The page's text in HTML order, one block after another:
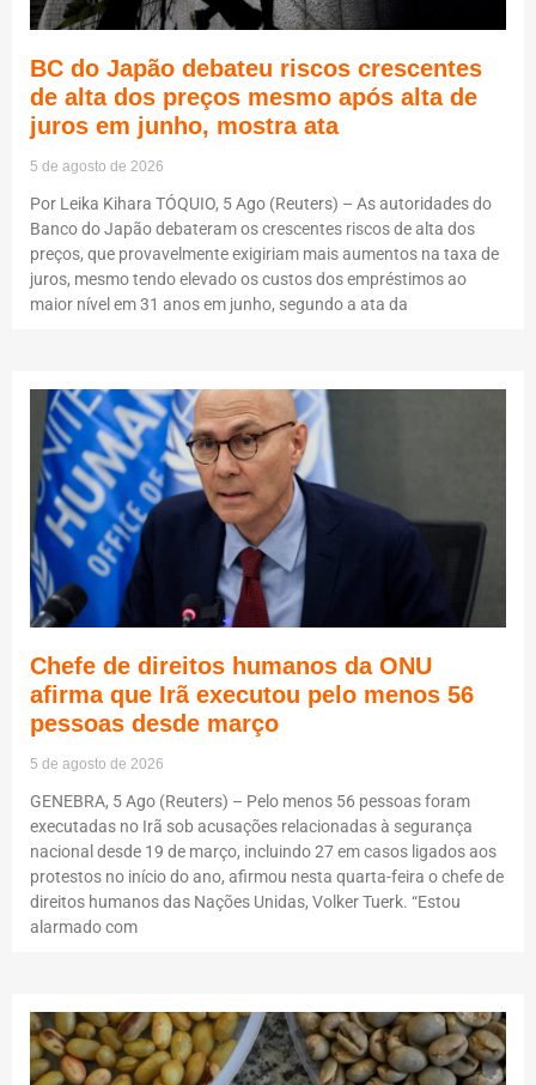
BC do Japão debateu riscos crescentes
de alta dos preços mesmo após alta de
juros em junho, mostra ata
5 de agosto de 2026
Por Leika Kihara TÓQUIO, 5 Ago (Reuters) – As autoridades do
Banco do Japão debateram os crescentes riscos de alta dos
preços, que provavelmente exigiriam mais aumentos na taxa de
juros, mesmo tendo elevado os custos dos empréstimos ao
maior nível em 31 anos em junho, segundo a ata da
Chefe de direitos humanos da ONU
afirma que Irã executou pelo menos 56
pessoas desde março
5 de agosto de 2026
GENEBRA, 5 Ago (Reuters) – Pelo menos 56 pessoas foram
executadas no Irã sob acusações relacionadas à segurança
nacional desde 19 de março, incluindo 27 em casos ligados aos
protestos no início do ano, afirmou nesta quarta-feira o chefe de
direitos humanos das Nações Unidas, Volker Tuerk. “Estou
alarmado com